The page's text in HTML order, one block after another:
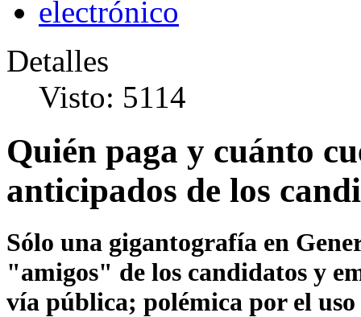
Detalles
Visto: 5114
Quién paga y cuánto
anticipados de los
Sólo una gigantografía en
"amigos" de los candidatos y
vía pública; polémica por el